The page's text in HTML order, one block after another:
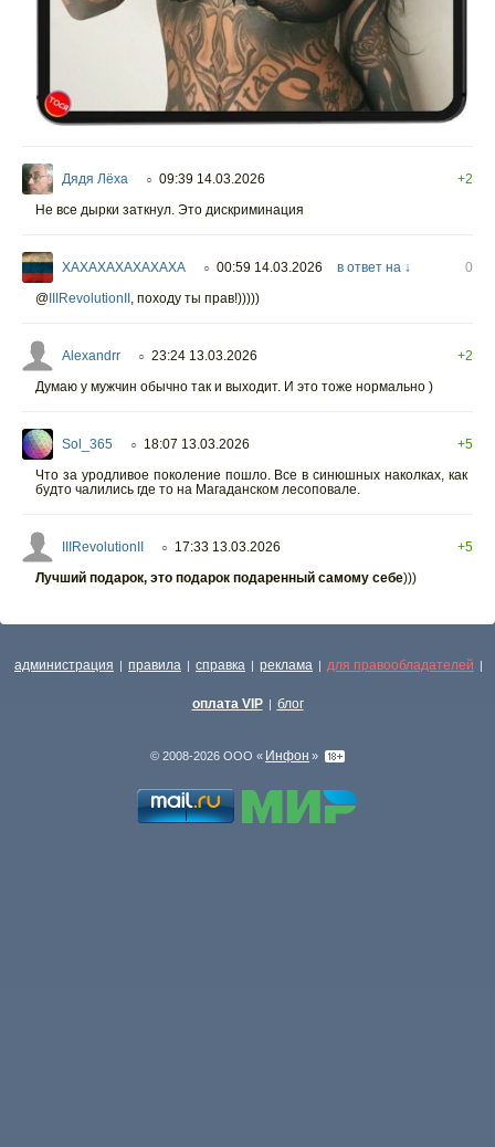
Дядя Лёха ○ 09:39 14.03.2026
+2
Не все дырки заткнул. Это дискриминация
XAXAXAXAXAXAXA ○ 00:59 14.03.2026 в ответ на ↓
0
@ IIIRevolutionII , походу ты прав!)))))
Alexandrr ○ 23:24 13.03.2026
+2
Думаю у мужчин обычно так и выходит. И это тоже нормально )
Sol_365 ○ 18:07 13.03.2026
+5
Что за уродливое поколение пошло. Все в синюшных наколках, как
будто чалились где то на Магаданском лесоповале.
IIIRevolutionII ○ 17:33 13.03.2026
+5
Лучший подарок, это подарок подаренный самому себе)))
администрация | правила | справка | реклама | для правообладателей |
оплата VIP | блог
© 2008-2026 ООО « Инфон »